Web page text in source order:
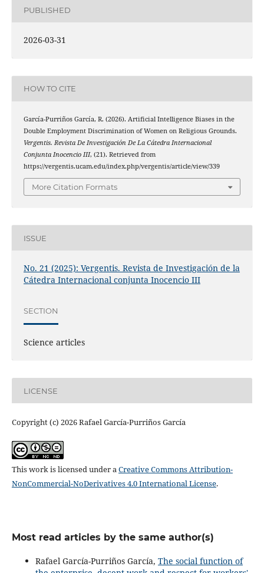
PUBLISHED
2026-03-31
HOW TO CITE
García-Purriños García, R. (2026). Artificial Intelligence Biases in the
Double Employment Discrimination of Women on Religious Grounds.
Vergentis. Revista De Investigación De La Cátedra Internacional
Conjunta Inocencio III, (21). Retrieved from
https://vergentis.ucam.edu/index.php/vergentis/article/view/339
More Citation Formats
ISSUE
No. 21 (2025): Vergentis. Revista de Investigación de la
Cátedra Internacional conjunta Inocencio III
SECTION
Science articles
LICENSE
Copyright (c) 2026 Rafael García-Purriños García
This work is licensed under aCreative Commons Attribution-
NonCommercial-NoDerivatives 4.0 International License.
Most read articles by the same author(s)
Rafael García-Purriños García, The social function of